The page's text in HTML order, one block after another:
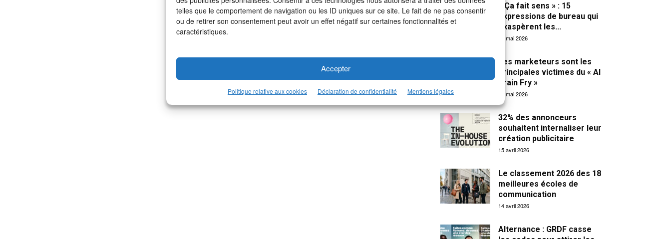
telles que le comportement de navigation ou les ID uniques sur ce site. Le fait de ne pas consentir
ou de retirer son consentement peut avoir un effet négatif sur certaines fonctionnalités et
caractéristiques.
Accepter
Politique relative aux cookies Déclaration de confidentialité Mentions légales
« Ça fait sens » : 15
expressions de bureau qui
exaspèrent les...
27 mai 2026
Les marketeurs sont les
principales victimes du « AI
Brain Fry »
19 mai 2026
32% des annonceurs
souhaitent internaliser leur
création publicitaire
15 avril 2026
Le classement 2026 des 18
meilleures écoles de
communication
14 avril 2026
Alternance : GRDF casse